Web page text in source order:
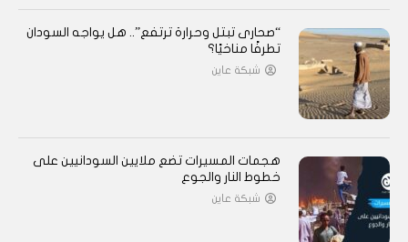
“صحارى تبتل وحرارة ترتفع”.. هل يواجه السودان
تطرفًا مناخيًا؟
شبكة عاين
هجمات المسيرات تضع ملايين السودانيين على
خطوط النار والجوع
شبكة عاين